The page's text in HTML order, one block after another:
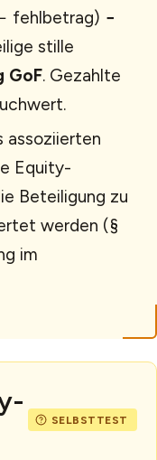
fehlbetrag) −
stille
GoF. Gezahlte
assoziierten
Equity-
Beteiligung zu
werden (§
im